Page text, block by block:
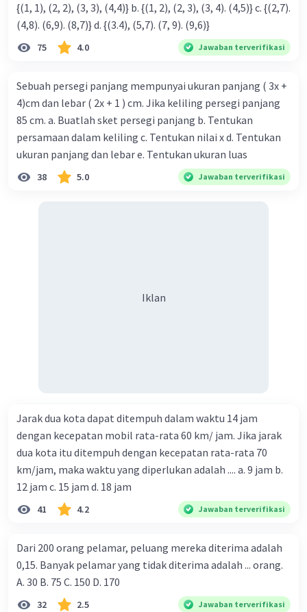
{(1, 1), (2, 2), (3, 3), (4,4)} b. {(1, 2), (2, 3), (3, 4). (4,5)} c. {(2,7).
(4,8). (6,9). (8,7)} d. {(3.4), (5,7). (7, 9). (9,6)}
75 4.0 Jawaban terverifikasi
Sebuah persegi panjang mempunyai ukuran panjang ( 3x +
4)cm dan lebar ( 2x + 1 ) cm. Jika keliling persegi panjang
85 cm. a. Buatlah sket persegi panjang b. Tentukan
persamaan dalam keliling c. Tentukan nilai x d. Tentukan
ukuran panjang dan lebar e. Tentukan ukuran luas
38 5.0 Jawaban terverifikasi
Iklan
Jarak dua kota dapat ditempuh dalam waktu 14 jam
dengan kecepatan mobil rata-rata 60 km/ jam. Jika jarak
dua kota itu ditempuh dengan kecepatan rata-rata 70
km/jam, maka waktu yang diperlukan adalah .... a. 9 jam b.
12 jam c. 15 jam d. 18 jam
41 4.2 Jawaban terverifikasi
Dari 200 orang pelamar, peluang mereka diterima adalah
0,15. Banyak pelamar yang tidak diterima adalah ... orang.
A. 30 B. 75 C. 150 D. 170
32 2.5 Jawaban terverifikasi